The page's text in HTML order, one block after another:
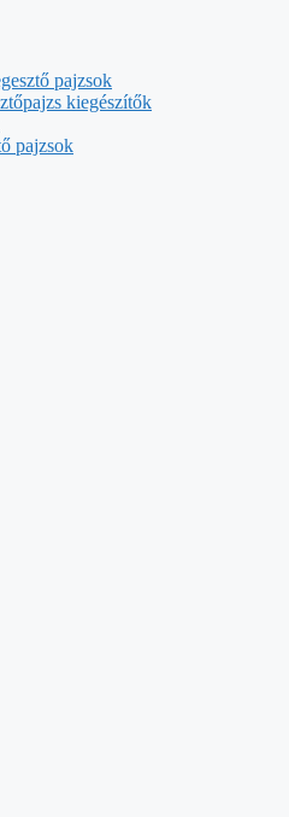
pajzsok
kiegészítők
pajzsok